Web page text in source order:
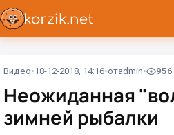
Видео 18-12-2018, 14:16 отadmin 956
Неожиданная
зимней рыбалки